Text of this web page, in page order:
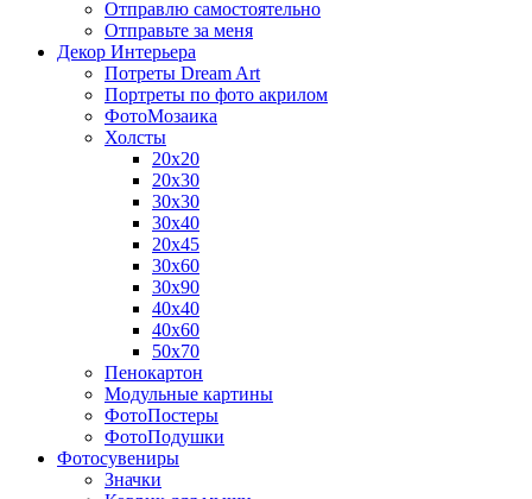
Отправлю самостоятельно
Отправьте за меня
Декор Интерьера
Потреты Dream Art
Портреты по фото акрилом
ФотоМозаика
Холсты
20х20
20х30
30х30
30х40
20х45
30х60
30х90
40х40
40х60
50х70
Пенокартон
Модульные картины
ФотоПостеры
ФотоПодушки
Фотоcувениры
Значки